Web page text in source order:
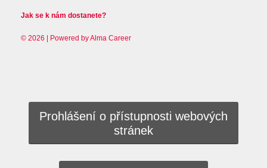
Jak se k nám dostanete?
© 2026 | Powered byAlma Career
Prohlášení o přístupnosti webových
stránek